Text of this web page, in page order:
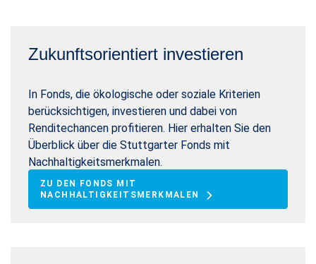
Zukunftsorientiert investieren
In Fonds, die ökologische oder soziale Kriterien
berücksichtigen, investieren und dabei von
Renditechancen profitieren. Hier erhalten Sie den
Überblick über die Stuttgarter Fonds mit
Nachhaltigkeitsmerkmalen.
ZU DEN FONDS MIT
NACHHALTIGKEITSMERKMALEN